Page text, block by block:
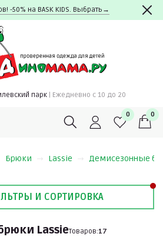
-50% на BASK KIDS. Выбрать→
парк | Ежедневно c 10 до 20
0 0
Брюки Lassie Демисезонные
И СОРТИРОВКА
LassieТоваров:17